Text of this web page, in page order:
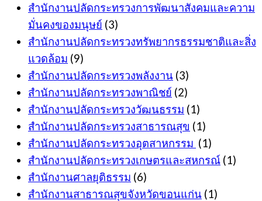
สำนักงานปลัดกระทรวงการพัฒนาสังคมและความ
มั่นคงของมนุษย์ (3)
สำนักงานปลัดกระทรวงทรัพยากรธรรมชาติและสิ่ง
แวดล้อม (9)
สำนักงานปลัดกระทรวงพลังงาน (3)
สำนักงานปลัดกระทรวงพาณิชย์ (2)
สำนักงานปลัดกระทรวงวัฒนธรรม (1)
สำนักงานปลัดกระทรวงสาธารณสุข (1)
สำนักงานปลัดกระทรวงอุตสาหกรรม (1)
สำนักงานปลัดกระทรวงเกษตรและสหกรณ์ (1)
สำนักงานศาลยุติธรรม (6)
สำนักงานสาธารณสุขจังหวัดขอนแก่น (1)